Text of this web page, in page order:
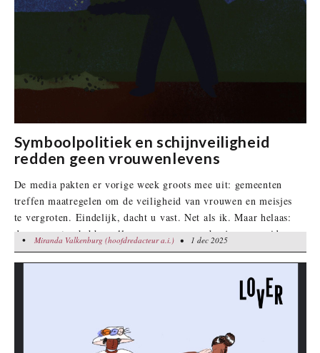
Symboolpolitiek en schijnveiligheid
redden geen vrouwenlevens
De media pakten er vorige week groots mee uit: gemeenten
treffen maatregelen om de veiligheid van vrouwen en meisjes
te vergroten. Eindelijk, dacht u vast. Net als ik. Maar helaas:
de gemeenten hebben alleen maar een paar bosjes gesnoeid en
enkele straatlantaarns geplaatst op donkere plekken. Wie de
feiten kent, weet dat dit slechts symboolpolitiek is om
Miranda Valkenburg (hoofdredacteur a.i.)• 1 dec 2025
•Miranda Valkenburg (hoofdredacteur a.i.) • 1 dec 2025